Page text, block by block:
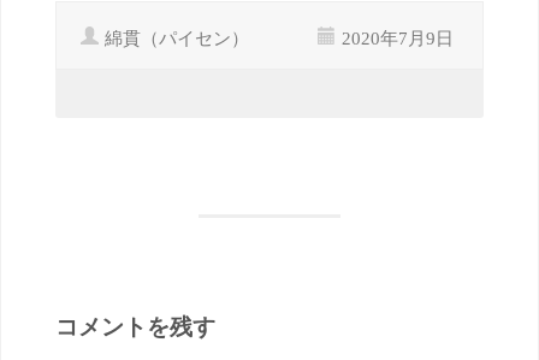
綿貫（パイセン） 2020年7月9日
コメントを残す